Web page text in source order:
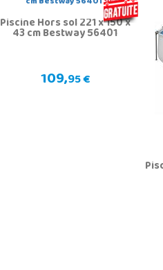
Piscine Hors sol 221 x 150 x
43 cm Bestway 56401
109,95 €